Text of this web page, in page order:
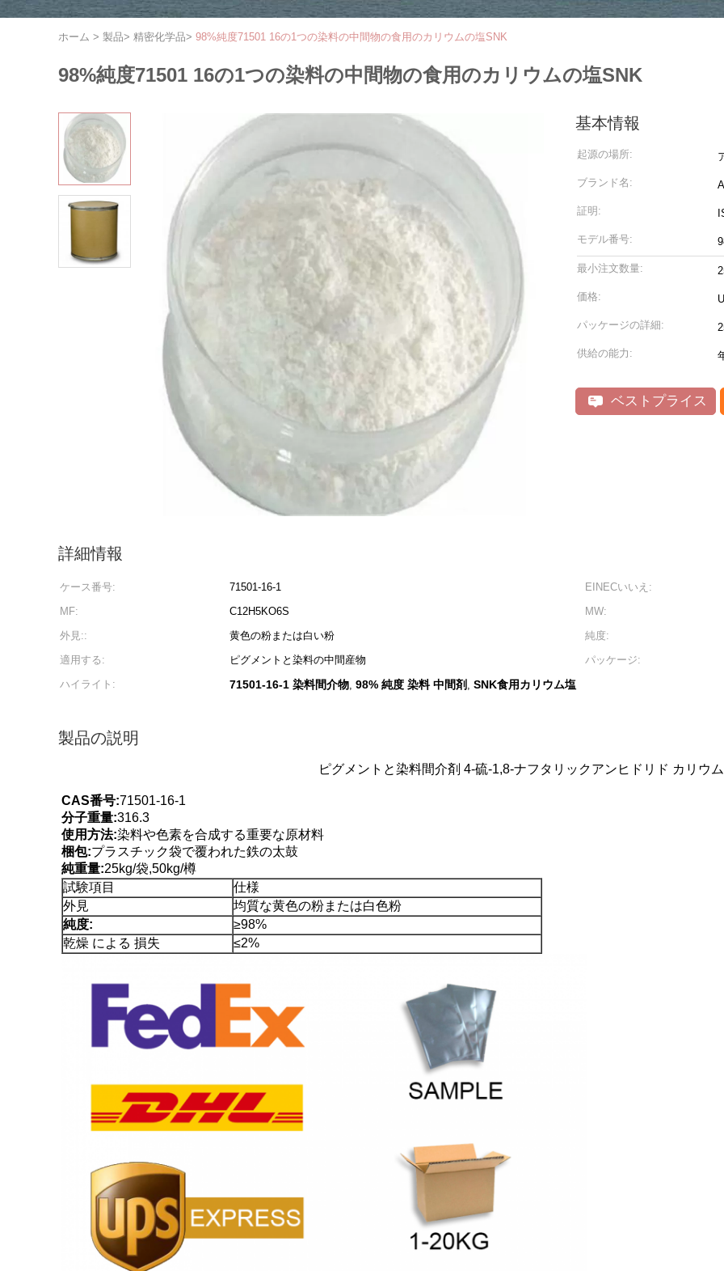
ホーム > 製品> 精密化学品> 98%純度71501 16の1つの染料の中間物の食用のカリウムの塩SNK
98%純度71501 16の1つの染料の中間物の食用のカリウムの塩SNK
基本情報
起源の場所:
ブランド名:
証明:
モデル番号:
最小注文数量:
価格:
パッケージの詳細:
供給の能力:
ベストプライス
詳細情報
ケース番号: 71501-16-1
EINECいいえ:
MF:
C12H5KO6S
MW:
外見::
黄色の粉または白い粉
純度:
適用する:
ピグメントと染料の中間産物
パッケージ:
ハイライト:
71501-16-1 染料間介物, 98% 純度 染料 中間剤 , SNK食用カリウム塩
製品の説明
ピグメントと染料間介剤 4-硫-1,8-ナフタリックアンヒドリド カリウ
CAS番号:71501-16-1
分子重量:316.3
使用方法:染料や色素を合成する重要な原材料
梱包:プラスチック袋で覆われた鉄の太鼓
純重量:25kg/袋,50kg/樽
試験項目
仕様
外見
均質な黄色の粉または白色粉
純度:
≥98%
乾燥 による 損失
≤2%